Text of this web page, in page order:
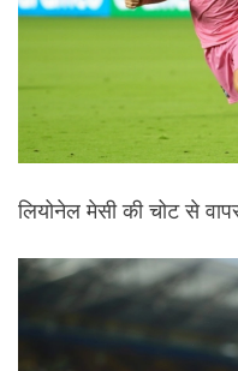
लियोनेल मेसी की चोट से